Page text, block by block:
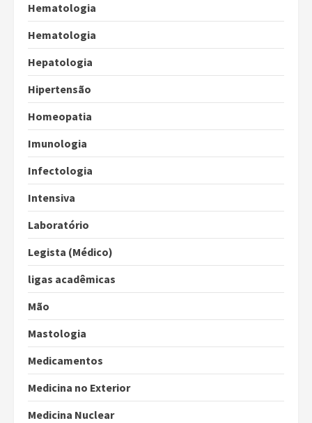
Hematologia
Hematologia
Hepatologia
Hipertensão
Homeopatia
Imunologia
Infectologia
Intensiva
Laboratório
Legista (Médico)
ligas acadêmicas
Mão
Mastologia
Medicamentos
Medicina no Exterior
Medicina Nuclear